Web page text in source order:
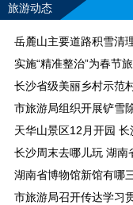
旅游动态
岳麓山主要道路积雪清
实施“精准整治”为春节
长沙省级美丽乡村示范
市旅游局组织开展铲雪
天华山景区12月开园
长沙周末去哪儿玩 湖南
湖南省博物馆新馆有哪
市旅游局召开传达学习